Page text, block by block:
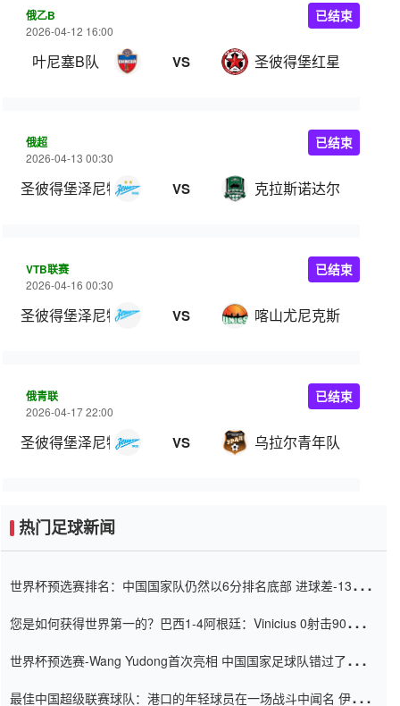
俄乙B
2026-04-12 16:00
叶尼塞B队 VS 圣彼得堡红星
已结束
俄超
2026-04-13 00:30
圣彼得堡泽尼特 VS 克拉斯诺达尔
已结束
VTB联赛
2026-04-16 00:30
圣彼得堡泽尼特 VS 喀山尤尼克斯
已结束
俄青联
2026-04-17 22:00
圣彼得堡泽尼特青年队 VS 乌拉尔青年队
已结束
热门足球新闻
世界杯预选赛排名：中国国家队仍然以6分排名底部 进球差-13令人
您是如何获得世界第一的？巴西1-4阿根廷：Vinicius 0射击90分钟
世界杯预选赛-Wang Yudong首次亮相 中国国家足球队错过了世界
最佳中国超级联赛球队：港口的年轻球员在一场战斗中闻名 伊万放